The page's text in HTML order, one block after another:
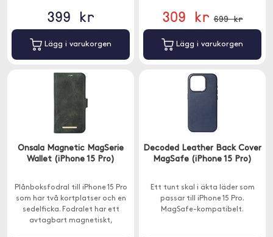
399 kr
Lägg i varukorgen
309 kr 699 kr
Lägg i varukorgen
Onsala Magnetic MagSerie
Wallet (iPhone 15 Pro)
Plånboksfodral till iPhone 15 Pro
som har två kortplatser och en
sedelficka. Fodralet har ett
avtagbart magnetiskt,
Decoded Leather Back Cover
MagSafe (iPhone 15 Pro)
Ett tunt skal i äkta läder som
passar till iPhone 15 Pro.
MagSafe-kompatibelt.